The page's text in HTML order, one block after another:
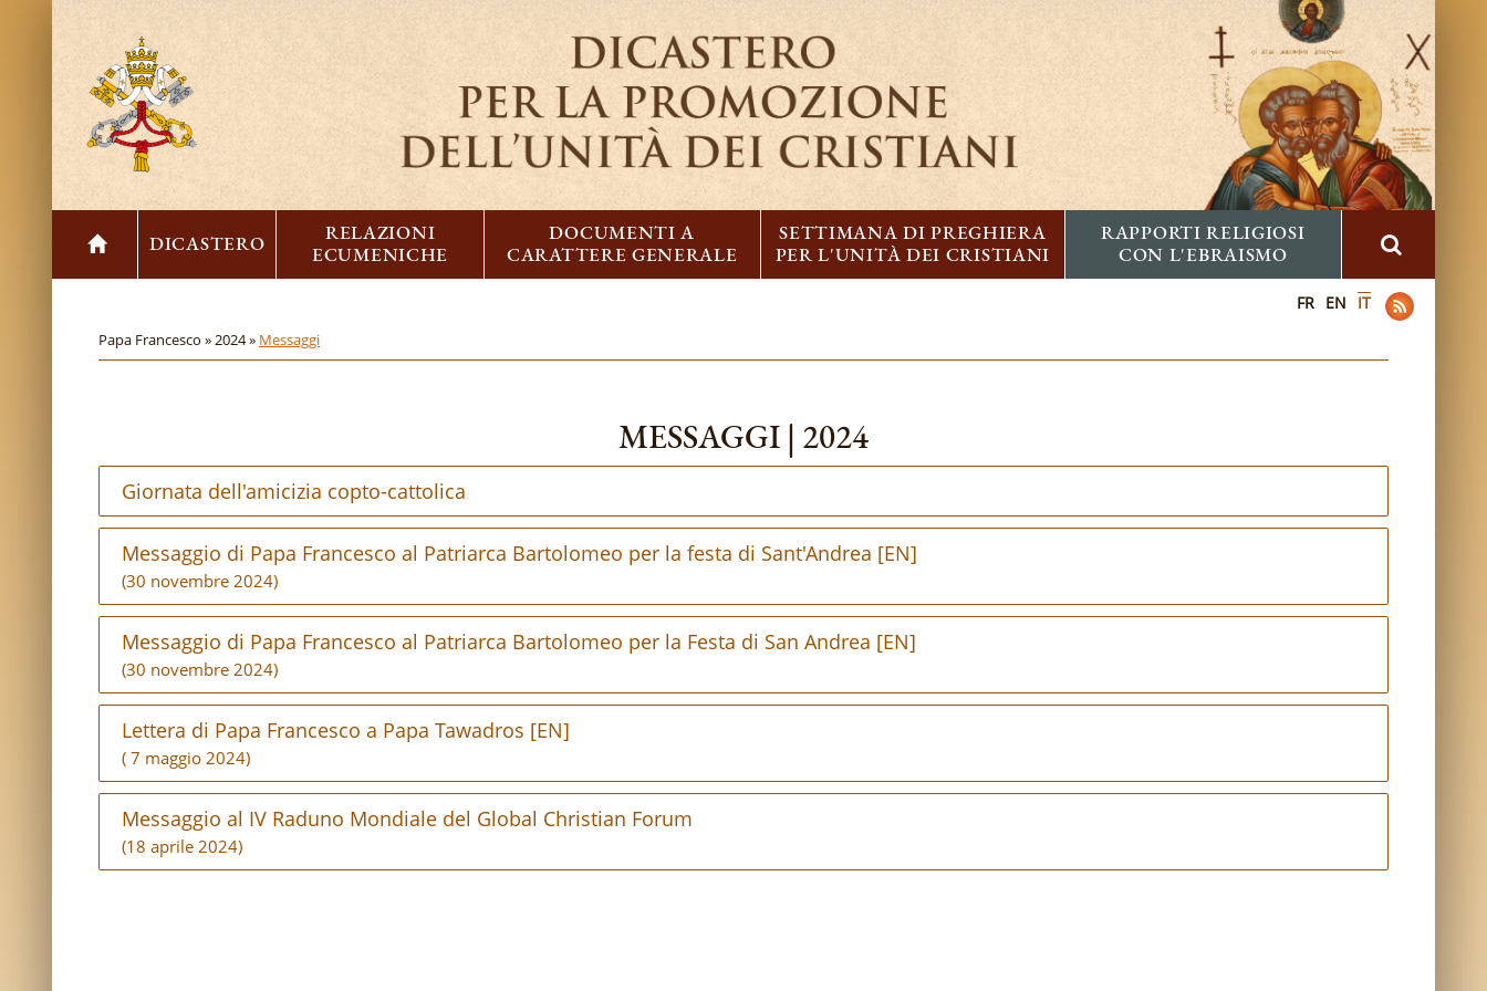
DICASTERO
RELAZIONI
ECUMENICHE
DOCUMENTI A
CARATTERE GENERALE
SETTIMANA DI PREGHIERA
PER L'UNITÀ DEI CRISTIANI
RAPPORTI RELIGIOSI
CON L'EBRAISMO
FR EN IT
Papa Francesco »2024 » Messaggi
MESSAGGI | 2024
Giornata dell'amicizia copto-cattolica
Messaggio di Papa Francesco al Patriarca Bartolomeo per la festa di Sant'Andrea [EN]
(30 novembre 2024)
Messaggio di Papa Francesco al Patriarca Bartolomeo per la Festa di San Andrea [EN]
(30 novembre 2024)
Lettera di Papa Francesco a Papa Tawadros [EN]
( 7 maggio 2024)
Messaggio al IV Raduno Mondiale del Global Christian Forum
(18 aprile 2024)